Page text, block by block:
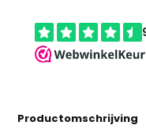
Productomschrijving